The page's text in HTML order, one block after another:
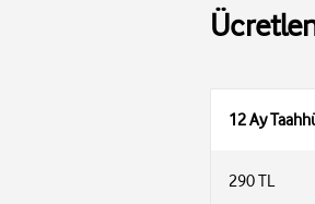
12 Ay
290 TL